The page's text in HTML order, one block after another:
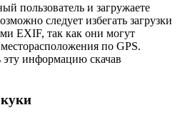
пользователь и загружаете
следует избегать загрузки
EXIF, так как они могут
по GPS.
эту информацию скачав